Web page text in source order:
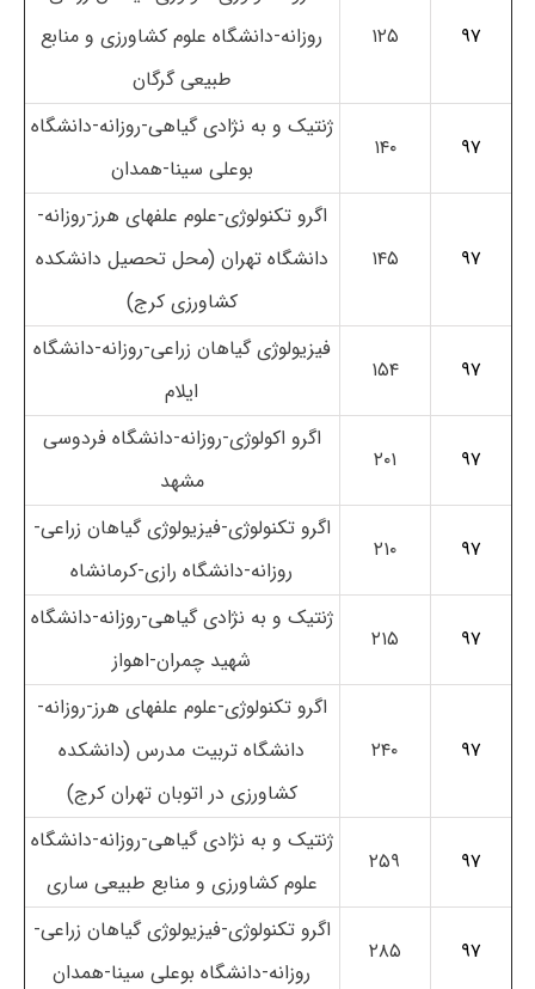
۹۷ ۱۲۵
روزانه-دانشگاه علوم کشاورزی و منابع
طبیعی گرگان
۹۷ ۱۴۰
ژنتیک و به نژادی گیاهی-روزانه-دانشگاه
بوعلی سینا-همدان
۹۷ ۱۴۵
اگرو تکنولوژی-علوم علفهای هرز-روزانه-
دانشگاه تهران (محل تحصیل دانشکده
کشاورزی کرج)
۹۷ ۱۵۴
فیزیولوژی گیاهان زراعی-روزانه-دانشگاه
ایلام
۹۷ ۲۰۱
اگرو اکولوژی-روزانه-دانشگاه فردوسی
مشهد
۹۷ ۲۱۰
اگرو تکنولوژی-فیزیولوژی گیاهان زراعی-
روزانه-دانشگاه رازی-کرمانشاه
۹۷ ۲۱۵
ژنتیک و به نژادی گیاهی-روزانه-دانشگاه
شهید چمران-اهواز
۹۷ ۲۴۰
اگرو تکنولوژی-علوم علفهای هرز-روزانه-
دانشگاه تربیت مدرس (دانشکده
کشاورزی در اتوبان تهران کرج)
۹۷ ۲۵۹
ژنتیک و به نژادی گیاهی-روزانه-دانشگاه
علوم کشاورزی و منابع طبیعی ساری
۹۷ ۲۸۵
اگرو تکنولوژی-فیزیولوژی گیاهان زراعی-
روزانه-دانشگاه بوعلی سینا-همدان